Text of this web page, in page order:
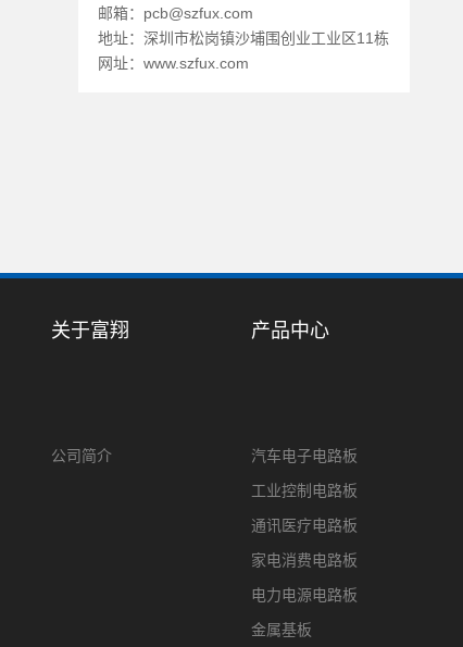
邮箱：pcb@szfux.com
地址：深圳市松岗镇沙埔围创业工业区11栋
网址：www.szfux.com
关于富翔
公司简介
产品中心
汽车电子电路板
工业控制电路板
通讯医疗电路板
家电消费电路板
电力电源电路板
金属基板